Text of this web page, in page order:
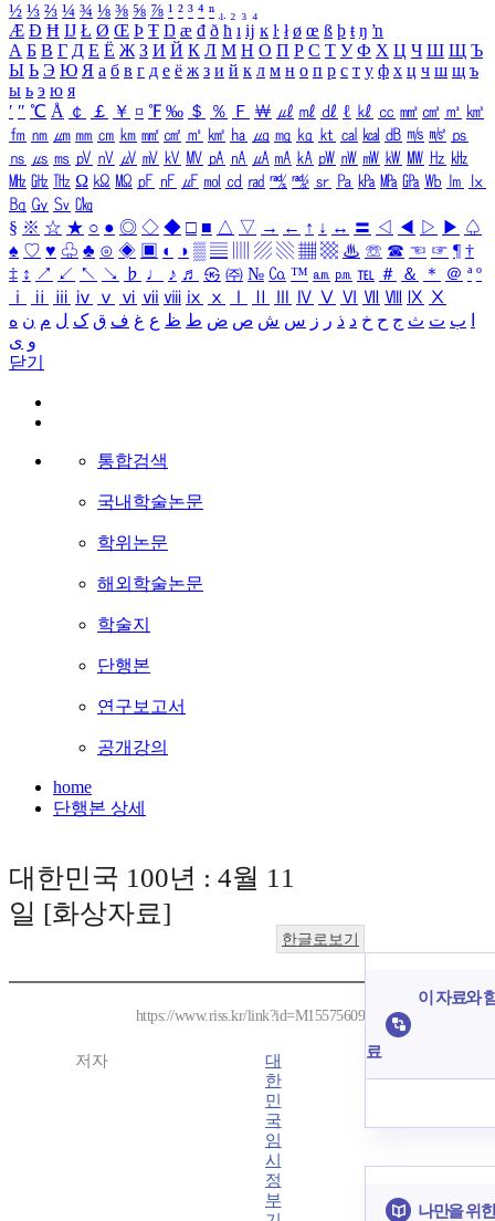
½ ⅓ ⅔ ¼ ¾ ⅛ ⅜ ⅝ ⅞ ¹ ² ³ ⁴ ⁿ ₁ ₂ ₃ ₄
Æ Ð Ħ Ĳ Ł Ø Œ Þ Ŧ Ŋ æ đ ð ħ ı ĳ ĸ ŀ ł ø œ ß þ ŧ ŋ ŉ
А Б В Г Д Е Ё Ж З И Й К Л М Н О П Р С Т У Ф Х Ц Ч Ш Щ Ъ
Ы Ь Э Ю Я а б в г д е ё ж з и й к л м н о п р с т у ф х ц ч ш щ ъ
ы ь э ю я
′ ″ ℃ Å ￠ ￡ ￥ ¤ ℉ ‰ ＄ ％ Ｆ ￦ ㎕ ㎖ ㎗ ℓ ㎘ ㏄ ㎣ ㎤ ㎥ ㎦
㎙ ㎚ ㎛ ㎜ ㎝ ㎞ ㎟ ㎠ ㎡ ㎢ ㏊ ㎍ ㎎ ㎏ ㏏ ㎈ ㎉ ㏈ ㎧ ㎨ ㎰
㎱ ㎲ ㎳ ㎴ ㎵ ㎶ ㎷ ㎸ ㎹ ㎀ ㎁ ㎂ ㎃ ㎄ ㎺ ㎻ ㎽ ㎾ ㎿ ㎐ ㎑
㎒ ㎓ ㎔ Ω ㏀ ㏁ ㎊ ㎋ ㎌ ㏖ ㏅ ㎭ ㎮ ㎯ ㏛ ㎩ ㎪ ㎫ ㎬ ㏝ ㏐
㏓
㏃ ㏉ ㏜ ㏆
§ ※ ☆ ★ ○ ● ◎ ◇ ◆ □ ■ △ ▽ → ← ↑ ↓ ↔ 〓 ◁ ◀ ▷ ▶ ♤
♠ ♡ ♥ ♧ ♣ ⊙ ◈ ▣ ◐ ◑ ▒ ▤ ▨ ▧ ▦ ▩ ♨ ☏ ☎ ☜ ☞ ¶ †
‡ ↕ ↗ ↙ ↖ ↘ ♭ ♩ ♪ ♬ ㉿ ㈜ № ㏇ ™ ㏂ ㏘ ℡ ＃ ＆ ＊ ＠ ª º
ⅰ
ⅱ ⅲ ⅳ ⅴ ⅵ ⅶ ⅷ ⅸ ⅹ Ⅳ Ⅴ Ⅵ Ⅶ Ⅷ Ⅸ Ⅹ
ب ت ث ج ح خ د ذ ر ز س ش ص ض ط ظ ع غ ف ق ک ل م ن ه
و ی
닫기
통합검색
국내학술논문
학위논문
해외학술논문
학술지
단행본
연구보고서
공개강의
home
단행본 상세
대한민국 100년 : 4월 11
일 [화상자료]
한글로보기
https://www.riss.kr/link?id=M15575609
저자
대
한
민
국
임
시
정
부
이 자료와
료
나만을 위